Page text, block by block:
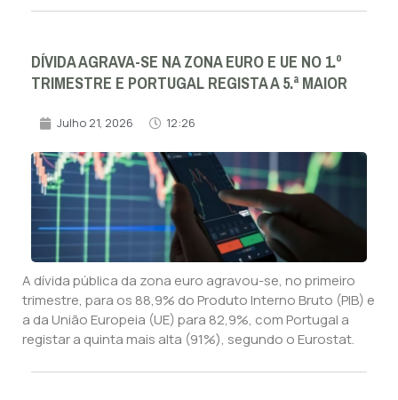
DÍVIDA AGRAVA-SE NA ZONA EURO E UE NO 1.º
TRIMESTRE E PORTUGAL REGISTA A 5.ª MAIOR
Julho 21, 2026 12:26
A dívida pública da zona euro agravou-se, no primeiro
trimestre, para os 88,9% do Produto Interno Bruto (PIB) e
a da União Europeia (UE) para 82,9%, com Portugal a
registar a quinta mais alta (91%), segundo o Eurostat.